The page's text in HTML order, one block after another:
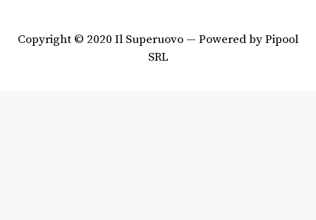
Copyright © 2020 Il Superuovo — Powered by Pipool
SRL